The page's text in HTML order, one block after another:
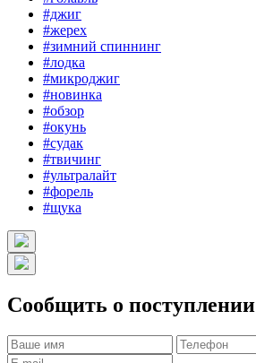
#джиг
#жерех
#зимний спиннинг
#лодка
#микроджиг
#новинка
#обзор
#окунь
#судак
#твичинг
#ультралайт
#форель
#щука
Сообщить о поступлении